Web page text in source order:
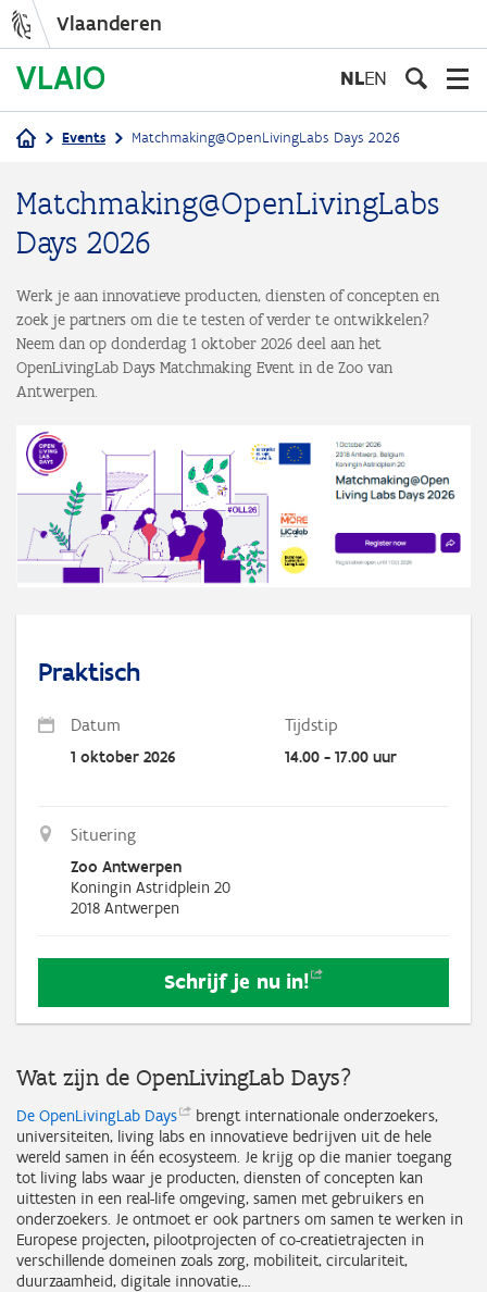
inhoud
Vlaanderen
NLEN
Events Matchmaking@OpenLivingLabs Days 2026
Matchmaking@OpenLivingLabs
Days 2026
Werk je aan innovatieve producten, diensten of concepten en
zoek je partners om die te testen of verder te ontwikkelen?
Neem dan op donderdag 1 oktober 2026 deel aan het
OpenLivingLab Days Matchmaking Event in de Zoo van
Antwerpen.
Praktisch
Datum Tijdstip
1 oktober 2026 14.00 - 17.00 uur
Situering
Zoo Antwerpen
Koningin Astridplein 20
2018 Antwerpen
Schrijf je nu in!
Wat zijn de OpenLivingLab Days?
De OpenLivingLab Days
brengt internationale onderzoekers,
universiteiten, living labs en innovatieve bedrijven uit de hele
wereld samen in één ecosysteem. Je krijg op die manier toegang
tot living labs waar je producten, diensten of concepten kan
uittesten in een real-life omgeving, samen met gebruikers en
onderzoekers. Je ontmoet er ook partners om samen te werken in
Europese projecten, pilootprojecten of co-creatietrajecten in
verschillende domeinen zoals zorg, mobiliteit, circulariteit,
duurzaamheid, digitale innovatie,…